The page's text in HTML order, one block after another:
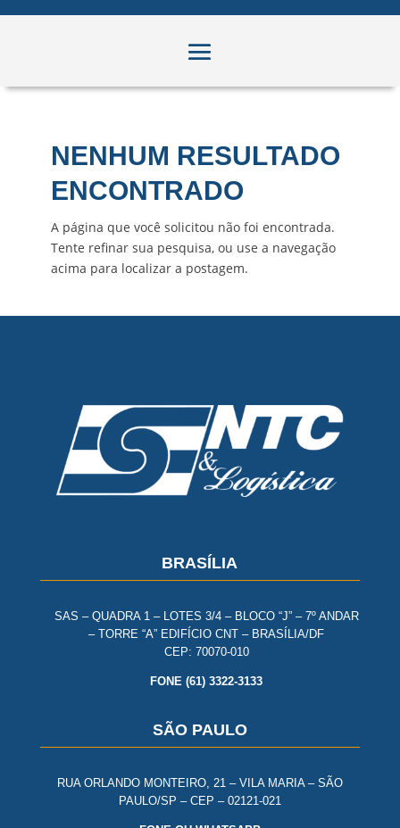
NENHUM RESULTADO
ENCONTRADO
A página que você solicitou não foi encontrada.
Tente refinar sua pesquisa, ou use a navegação
acima para localizar a postagem.
BRASÍLIA
SAS – QUADRA 1 – LOTES 3/4 – BLOCO “J” – 7º ANDAR
– TORRE “A” EDIFÍCIO CNT – BRASÍLIA/DF
CEP: 70070-010
FONE (61) 3322-3133
SÃO PAULO
RUA ORLANDO MONTEIRO, 21 – VILA MARIA – SÃO
PAULO/SP – CEP – 02121-021